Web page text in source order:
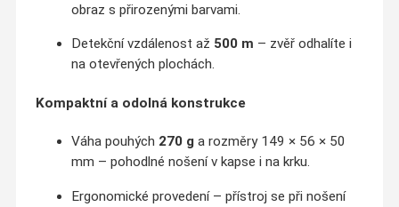
obraz s přirozenými barvami.
Detekční vzdálenost až 500 m – zvěř odhalíte i
na otevřených plochách.
Kompaktní a odolná konstrukce
Váha pouhých 270 ga rozměry 149 × 56 × 50
mm – pohodlné nošení v kapse i na krku.
Ergonomické provedení – přístroj se při nošení